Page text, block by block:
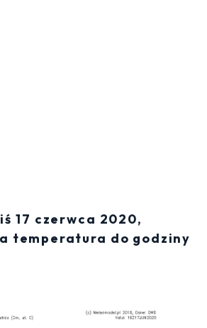
17 czerwca 2020,
temperatura do godziny